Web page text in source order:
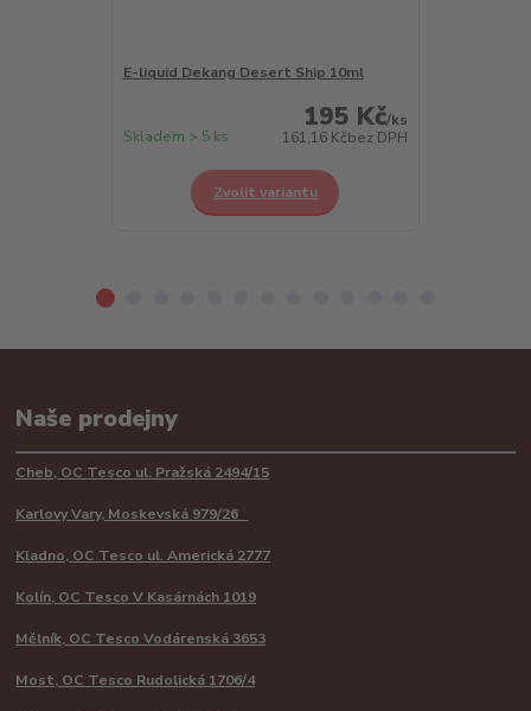
E-liquid Dekang Desert Ship 10ml
195 Kč/ks
161,16 Kčbez DPH
Skladem > 5 ks
Zvolit variantu
Naše prodejny
Cheb, OC Tesco ul. Pražská 2494/15
Karlovy Vary, Moskevská 979/26
Kladno, OC Tesco ul. Americká 2777
Kolín, OC Tesco V Kasárnách 1019
Mělník, OC Tesco Vodárenská 3653
Most, OC Tesco Rudolická 1706/4